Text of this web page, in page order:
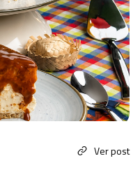
Ver post